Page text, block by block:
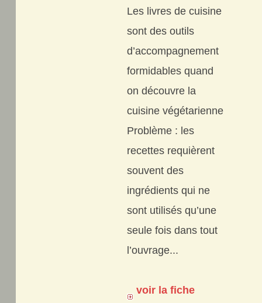
Les livres de cuisine
sont des outils
d’accompagnement
formidables quand
on découvre la
cuisine végétarienne
Problème : les
recettes requièrent
souvent des
ingrédients qui ne
sont utilisés qu’une
seule fois dans tout
l’ouvrage...
voir la fiche